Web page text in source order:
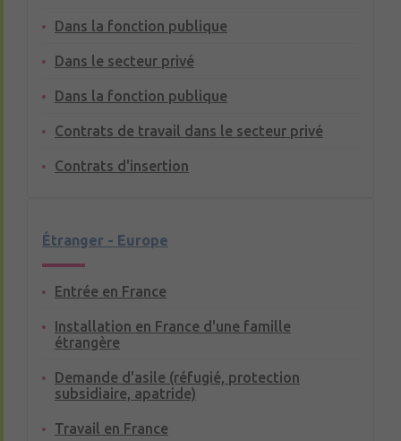
Dans la fonction publique
Dans le secteur privé
Dans la fonction publique
Contrats de travail dans le secteur privé
Contrats d'insertion
Étranger - Europe
Entrée en France
Installation en France d'une famille
étrangère
Demande d'asile (réfugié, protection
subsidiaire, apatride)
Travail en France